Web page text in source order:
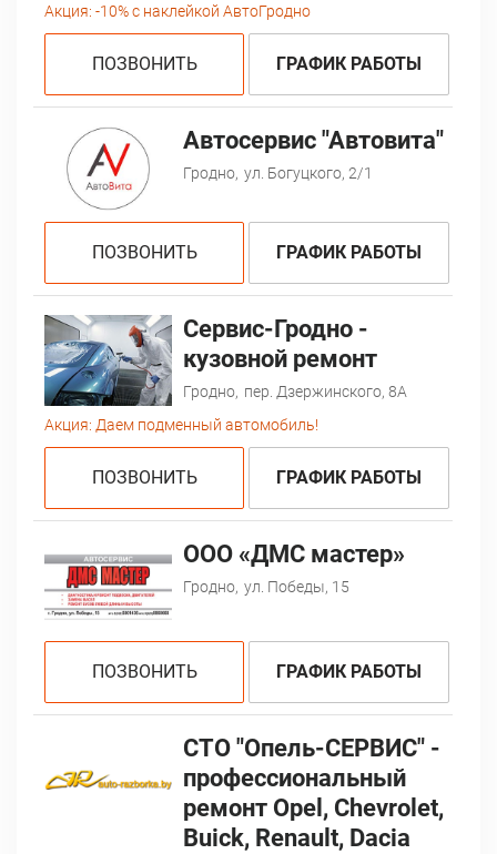
Акция: -10% с наклейкой АвтоГродно
ПОЗВОНИТЬ ГРАФИК РАБОТЫ
Автосервис "Автовита"
Гродно, ул. Богуцкого, 2/1
ПОЗВОНИТЬ ГРАФИК РАБОТЫ
Сервис-Гродно -
кузовной ремонт
Гродно, пер. Дзержинского, 8А
Акция: Даем подменный автомобиль!
ПОЗВОНИТЬ ГРАФИК РАБОТЫ
ООО «ДМС мастер»
Гродно, ул. Победы, 15
ПОЗВОНИТЬ ГРАФИК РАБОТЫ
СТО "Опель-CЕРВИС" -
профессиональный
ремонт Opel, Chevrolet,
Buick, Renault, Dacia